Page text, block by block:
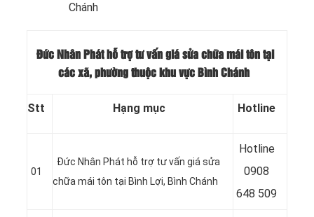
Chánh
Đức Nhân Phát hỗ trợ tư vấn giá sửa chữa mái tôn tại
các xã, phường thuộc khu vực Bình Chánh
Stt Hạng mục Hotline
01
Đức Nhân Phát hỗ trợ tư vấn giá sửa
chữa mái tôn tại Bình Lợi, Bình Chánh
Hotline
0908
648 509